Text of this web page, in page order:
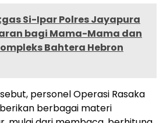
Si-Ipar Polres Jayapura
bagi Mama-Mama dan
Bahtera Hebron
personel Operasi Rasaka
berbagai materi